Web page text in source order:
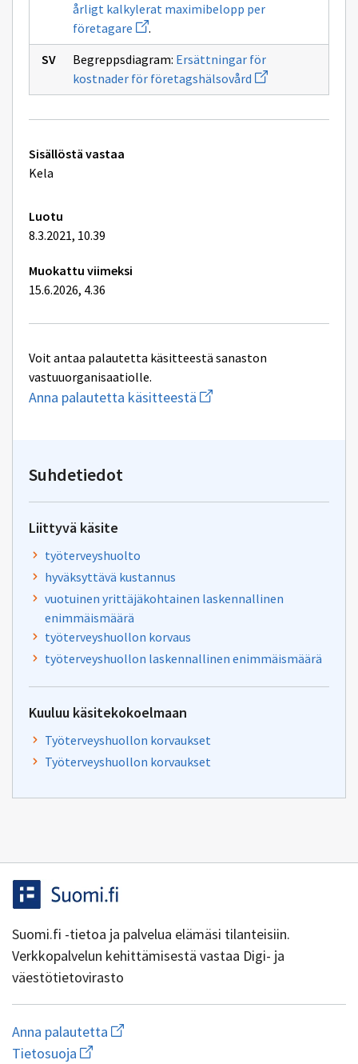
årligt kalkylerat maximibelopp per
företagare Avaa
uuden
ikkunan
sivulle
årligt
kalkylerat
.
Begreppsdiagram: Ersättningar för
kostnader för företagshälsovård Avaa
uuden
ikkunan
Tekniset
lisätiedot
Sisällöstä vastaa
Kela
Luotu
8.3.2021, 10.39
Muokattu viimeksi
15.6.2026, 4.36
Voit antaa palautetta käsitteestä sanaston
vastuuorganisaatiolle.
Anna palautetta käsitteestä Aloita
uuden
Suhdetiedot
Liittyvä käsite
työterveyshuolto
hyväksyttävä kustannus
vuotuinen yrittäjäkohtainen laskennallinen
enimmäismäärä
työterveyshuollon korvaus
työterveyshuollon laskennallinen enimmäismäärä
Kuuluu käsitekokoelmaan
Työterveyshuollon korvaukset
Työterveyshuollon korvaukset
Suomi.fi -tietoa ja palvelua elämäsi tilanteisiin.
Verkkopalvelun kehittämisestä vastaa Digi- ja
väestötietovirasto
Anna palautetta Aloita
uuden
Tietosuoja Avaa